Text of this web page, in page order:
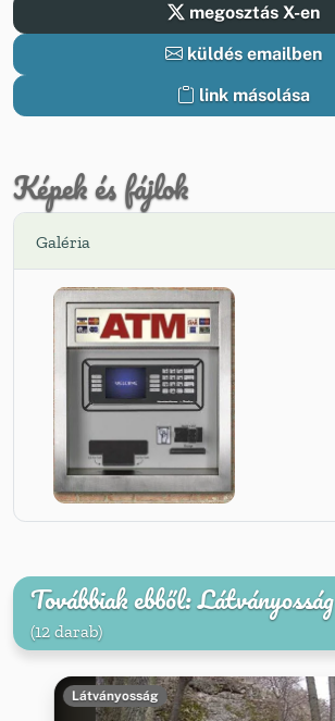
megosztás X-en
küldés emailben
link másolása
Képek és fájlok
Galéria
Továbbiak ebből: Látványosság
(12 darab)
Látványosság